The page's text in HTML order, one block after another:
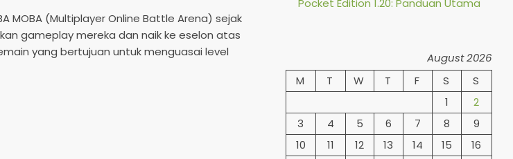
MOBA (Multiplayer Online Battle Arena) sejak
gameplay mereka dan naik ke eselon atas
yang bertujuan untuk menguasai level
Pocket Edition 1.20: Panduan Utama
August 2026
M
T W T F S
S
1
2
3
4 5 6 7 8
9
10
11 12 13 14 15
16